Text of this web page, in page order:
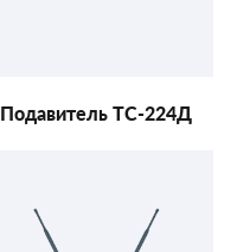
Подавитель ТС-224Д